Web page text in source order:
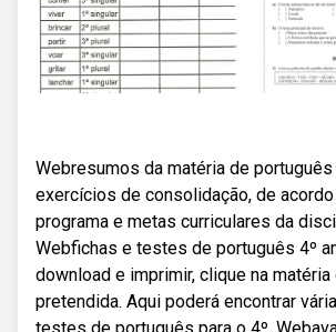
Webresumos da matéria de português
exercícios de consolidação, de
programa e metas curriculares da
Webfichas e testes de português 4º
download e imprimir, clique na matéria
pretendida. Aqui poderá encontrar